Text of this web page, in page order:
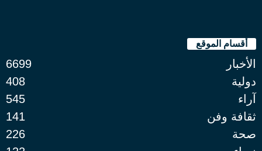
أقسام الموقع
الأخبار
6699
دولية
408
آراء
545
ثقافة وفن
141
صحة
226